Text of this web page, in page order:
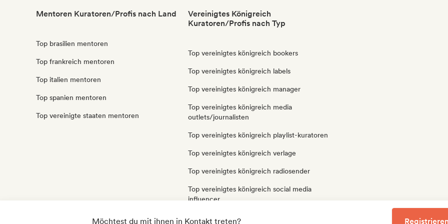
Mentoren Kuratoren/Profis nach Land
Top brasilien mentoren
Top frankreich mentoren
Top italien mentoren
Top spanien mentoren
Top vereinigte staaten mentoren
Vereinigtes Königreich
Kuratoren/Profis nach Typ
Top vereinigtes königreich bookers
Top vereinigtes königreich labels
Top vereinigtes königreich manager
Top vereinigtes königreich media
outlets/journalisten
Top vereinigtes königreich playlist-kuratoren
Top vereinigtes königreich verlage
Top vereinigtes königreich radiosender
Top vereinigtes königreich social media
influencer
Top vereinigtes königreich sound experten
Möchtest du mit ihnen in Kontakt treten?